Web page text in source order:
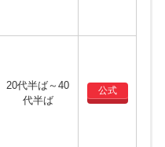
20代半ば～40
代半ば
公式